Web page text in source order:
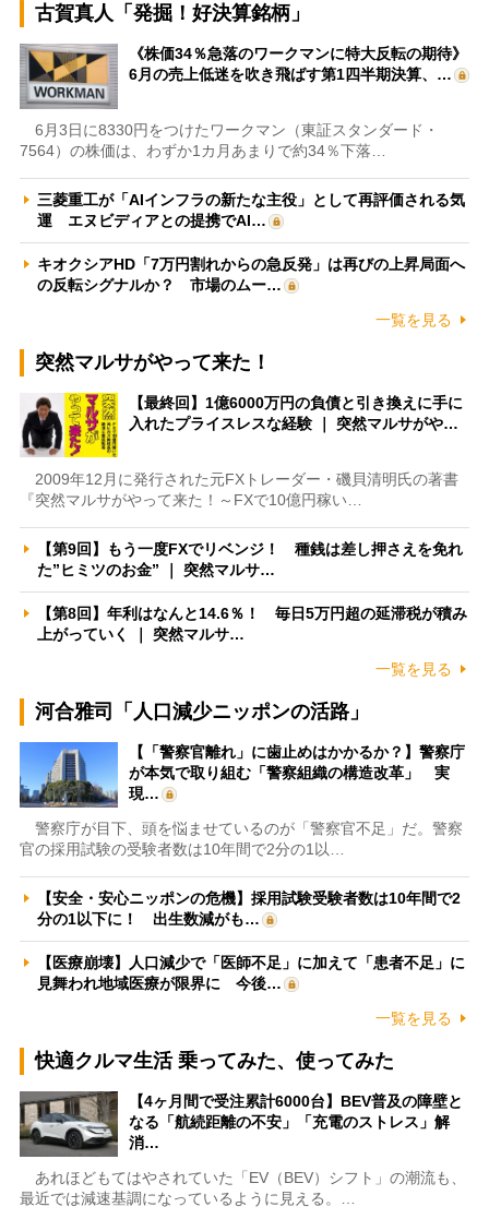
古賀真人「発掘！好決算銘柄」
《株価34％急落のワークマンに特大反転の期待》
6月の売上低迷を吹き飛ばす第1四半期決算、…
6月3日に8330円をつけたワークマン（東証スタンダード・
7564）の株価は、わずか1カ月あまりで約34％下落…
三菱重工が「AIインフラの新たな主役」として再評価される気
運 エヌビディアとの提携でAI…
キオクシアHD「7万円割れからの急反発」は再びの上昇局面へ
の反転シグナルか？ 市場のムー…
一覧を見る
突然マルサがやって来た！
【最終回】1億6000万円の負債と引き換えに手に
入れたプライスレスな経験 ｜ 突然マルサがや…
2009年12月に発行された元FXトレーダー・磯貝清明氏の著書
『突然マルサがやって来た！～FXで10億円稼い…
【第9回】もう一度FXでリベンジ！ 種銭は差し押さえを免れ
た”ヒミツのお金” ｜ 突然マルサ…
【第8回】年利はなんと14.6％！ 毎日5万円超の延滞税が積み
上がっていく ｜ 突然マルサ…
一覧を見る
河合雅司「人口減少ニッポンの活路」
【「警察官離れ」に歯止めはかかるか？】警察庁
が本気で取り組む「警察組織の構造改革」 実
現…
警察庁が目下、頭を悩ませているのが「警察官不足」だ。警察
官の採用試験の受験者数は10年間で2分の1以…
【安全・安心ニッポンの危機】採用試験受験者数は10年間で2
分の1以下に！ 出生数減がも…
【医療崩壊】人口減少で「医師不足」に加えて「患者不足」に
見舞われ地域医療が限界に 今後…
一覧を見る
快適クルマ生活 乗ってみた、使ってみた
【4ヶ月間で受注累計6000台】BEV普及の障壁と
なる「航続距離の不安」「充電のストレス」解
消…
あれほどもてはやされていた「EV（BEV）シフト」の潮流も、
最近では減速基調になっているように見える。…